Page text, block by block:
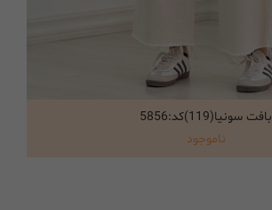
انتخاب گزینه هابافت سونیا(119)کد:5856
ناموجود